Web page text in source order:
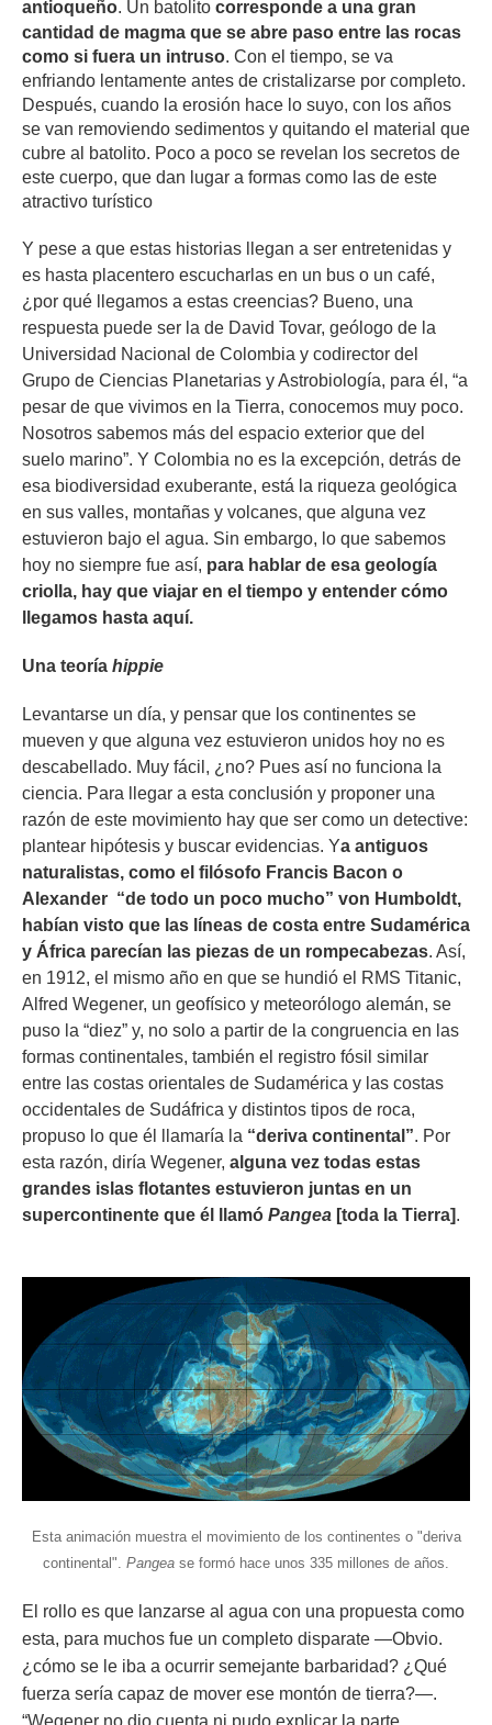
antioqueño. Un batolito corresponde a una gran
cantidad de magma que se abre paso entre las rocas
como si fuera un intruso. Con el tiempo, se va
enfriando lentamente antes de cristalizarse por completo.
Después, cuando la erosión hace lo suyo, con los años
se van removiendo sedimentos y quitando el material que
cubre al batolito. Poco a poco se revelan los secretos de
este cuerpo, que dan lugar a formas como las de este
atractivo turístico
Y pese a que estas historias llegan a ser entretenidas y
es hasta placentero escucharlas en un bus o un café,
¿por qué llegamos a estas creencias? Bueno, una
respuesta puede ser la de David Tovar, geólogo de la
Universidad Nacional de Colombia y codirector del
Grupo de Ciencias Planetarias y Astrobiología, para él, “a
pesar de que vivimos en la Tierra, conocemos muy poco.
Nosotros sabemos más del espacio exterior que del
suelo marino”. Y Colombia no es la excepción, detrás de
esa biodiversidad exuberante, está la riqueza geológica
en sus valles, montañas y volcanes, que alguna vez
estuvieron bajo el agua. Sin embargo, lo que sabemos
hoy no siempre fue así, para hablar de esa geología
criolla, hay que viajar en el tiempo y entender cómo
llegamos hasta aquí.
Una teoría hippie
Levantarse un día, y pensar que los continentes se
mueven y que alguna vez estuvieron unidos hoy no es
descabellado. Muy fácil, ¿no? Pues así no funciona la
ciencia. Para llegar a esta conclusión y proponer una
razón de este movimiento hay que ser como un detective:
plantear hipótesis y buscar evidencias. Ya antiguos
naturalistas, como el filósofo Francis Bacon o
Alexander “de todo un poco mucho” von Humboldt,
habían visto que las líneas de costa entre Sudamérica
y África parecían las piezas de un rompecabezas. Así,
en 1912, el mismo año en que se hundió el RMS Titanic,
Alfred Wegener, un geofísico y meteorólogo alemán, se
puso la “diez” y, no solo a partir de la congruencia en las
formas continentales, también el registro fósil similar
entre las costas orientales de Sudamérica y las costas
occidentales de Sudáfrica y distintos tipos de roca,
propuso lo que él llamaría la “deriva continental”. Por
esta razón, diría Wegener, alguna vez todas estas
grandes islas flotantes estuvieron juntas en un
supercontinente que él llamó Pangea [toda la Tierra].
Esta animación muestra el movimiento de los continentes o "deriva
continental". Pangea se formó hace unos 335 millones de años.
El rollo es que lanzarse al agua con una propuesta como
esta, para muchos fue un completo disparate —Obvio.
¿cómo se le iba a ocurrir semejante barbaridad? ¿Qué
fuerza sería capaz de mover ese montón de tierra?—.
“Wegener no dio cuenta ni pudo explicar la parte